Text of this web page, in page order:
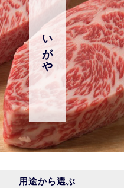
いがや
用途から選ぶ